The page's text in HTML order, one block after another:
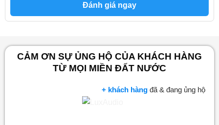
Đánh giá ngay
CẢM ƠN SỰ ỦNG HỘ CỦA KHÁCH HÀNG
TỪ MỌI MIỀN ĐẤT NƯỚC
+ khách hàng đã & đang ủng hộ